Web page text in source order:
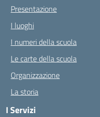
Presentazione
I luoghi
I numeri della scuola
Le carte della scuola
Organizzazione
La storia
I Servizi